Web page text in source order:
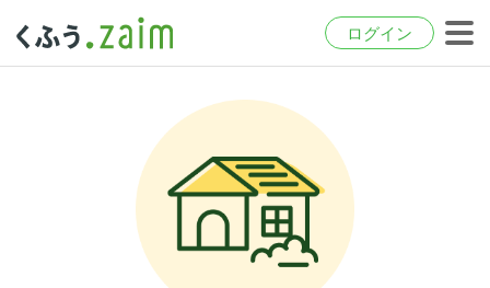
ログイン